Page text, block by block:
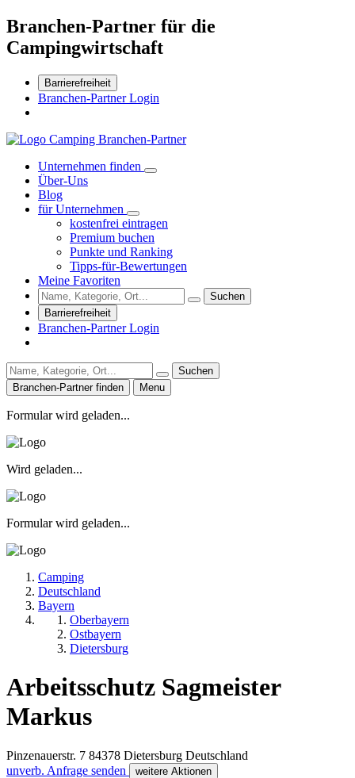
Branchen-Partner für die
Campingwirtschaft
Barrierefreiheit
Branchen-Partner Login
Unternehmen finden
Über-Uns
Blog
für Unternehmen
kostenfrei eintragen
Premium buchen
Punkte und Ranking
Tipps-für-Bewertungen
Meine Favoriten
Suchen
Barrierefreiheit
Branchen-Partner Login
Suchen
Branchen-Partner finden
Menu
Formular wird geladen...
Wird geladen...
Formular wird geladen...
Camping
Deutschland
Bayern
Oberbayern
Ostbayern
Dietersburg
Arbeitsschutz Sagmeister
Markus
Pinzenauerstr. 7 84378 Dietersburg Deutschland
unverb. Anfrage senden
weitere Aktionen